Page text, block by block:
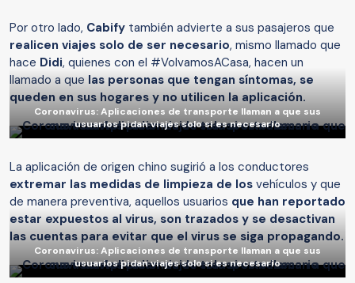
Por otro lado, Cabify también advierte a sus pasajeros que
realicen viajes solo de ser necesario, mismo llamado que
hace Didi, quienes con el #VolvamosACasa, hacen un
llamado a que las personas que tengan síntomas, se
queden en sus hogares y no utilicen la aplicación.
Coronavirus: Aplicaciones de transporte llaman a que sus
usuarios pidan viajes solo si es necesario
La aplicación de origen chino sugirió a los conductores
extremar las medidas de limpieza de los vehículos y que
de manera preventiva, aquellos usuarios que han reportado
estar expuestos al virus, son trazados y se desactivan
las cuentas para evitar que el virus se siga propagando.
Coronavirus: Aplicaciones de transporte llaman a que sus
usuarios pidan viajes solo si es necesario